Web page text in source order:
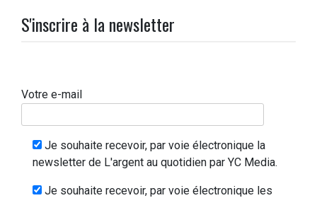
S'inscrire à la newsletter
Votre e-mail
Je souhaite recevoir, par voie électronique la
newsletter de L'argent au quotidien par YC Media.
Je souhaite recevoir, par voie électronique les